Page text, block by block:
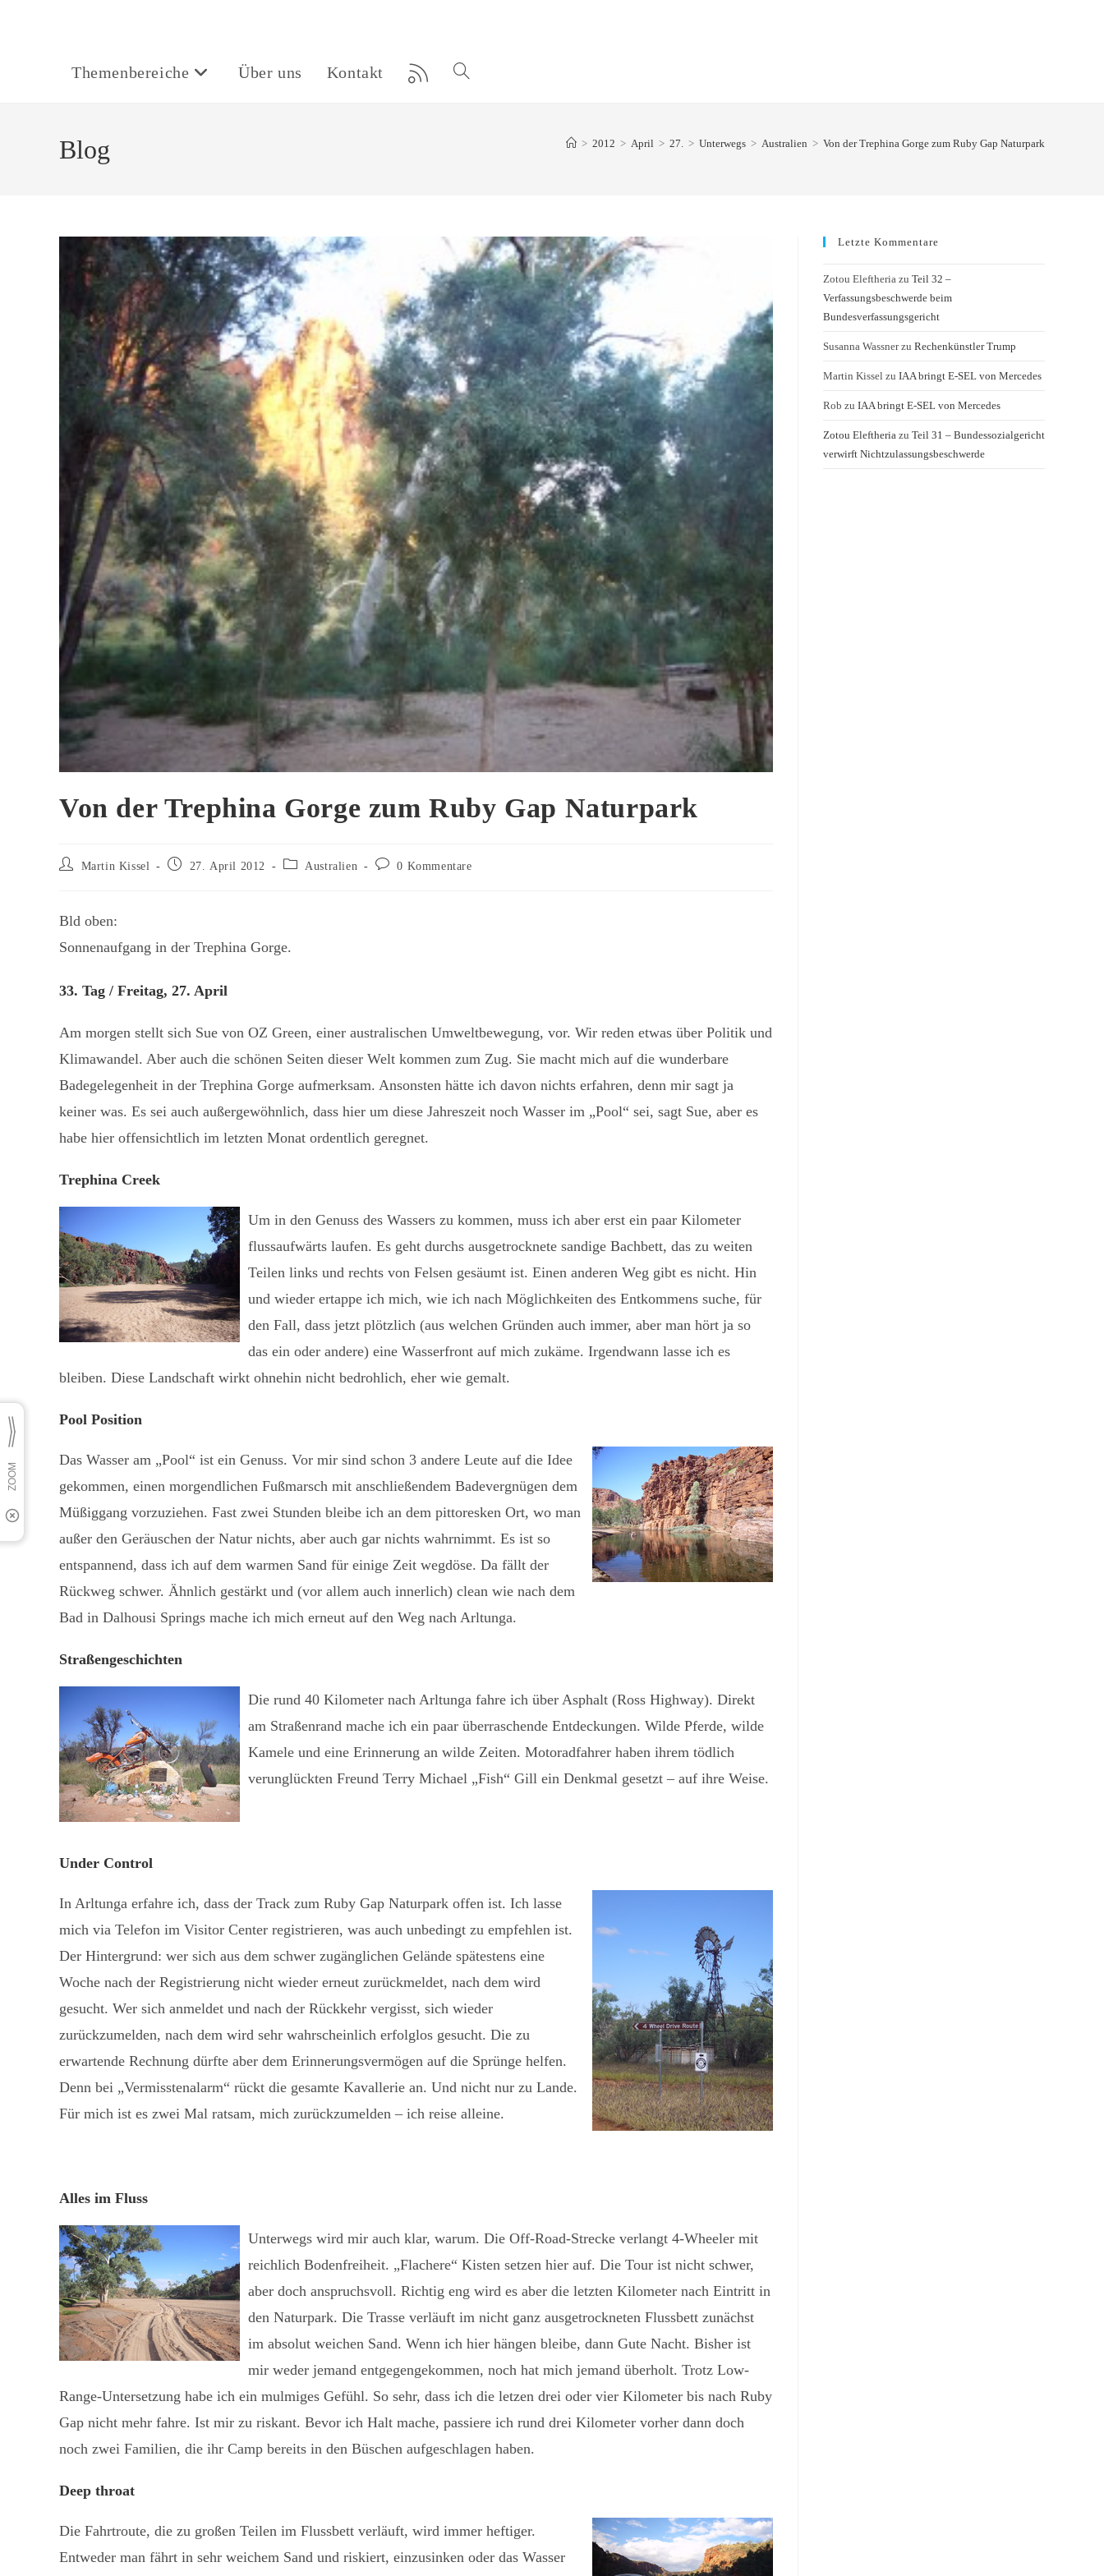
Themenbereiche Über uns Kontakt Website-
Blog > 2012 > April > 27. > Unterwegs > Australien > Von der Trephina Gorge zum Ruby Gap Naturpark
Von der Trephina Gorge zum Ruby Gap Naturpark
Beitrags-
Martin Kissel
Beitrag27. April 2012
Beitrags-Australien
Beitrags-0 Kommentare
Bld oben:
Sonnenaufgang in der Trephina Gorge.
33. Tag / Freitag, 27. April
Am morgen stellt sich Sue von OZ Green, einer australischen Umweltbewegung, vor. Wir reden etwas über Politik und
Klimawandel. Aber auch die schönen Seiten dieser Welt kommen zum Zug. Sie macht mich auf die wunderbare
Badegelegenheit in der Trephina Gorge aufmerksam. Ansonsten hätte ich davon nichts erfahren, denn mir sagt ja
keiner was. Es sei auch außergewöhnlich, dass hier um diese Jahreszeit noch Wasser im „Pool“ sei, sagt Sue, aber es
habe hier offensichtlich im letzten Monat ordentlich geregnet.
Trephina Creek
Um in den Genuss des Wassers zu kommen, muss ich aber erst ein paar Kilometer
flussaufwärts laufen. Es geht durchs ausgetrocknete sandige Bachbett, das zu weiten
Teilen links und rechts von Felsen gesäumt ist. Einen anderen Weg gibt es nicht. Hin
und wieder ertappe ich mich, wie ich nach Möglichkeiten des Entkommens suche, für
den Fall, dass jetzt plötzlich (aus welchen Gründen auch immer, aber man hört ja so
das ein oder andere) eine Wasserfront auf mich zukäme. Irgendwann lasse ich es
bleiben. Diese Landschaft wirkt ohnehin nicht bedrohlich, eher wie gemalt.
Pool Position
Das Wasser am „Pool“ ist ein Genuss. Vor mir sind schon 3 andere Leute auf die Idee
gekommen, einen morgendlichen Fußmarsch mit anschließendem Badevergnügen dem
Müßiggang vorzuziehen. Fast zwei Stunden bleibe ich an dem pittoresken Ort, wo man
außer den Geräuschen der Natur nichts, aber auch gar nichts wahrnimmt. Es ist so
entspannend, dass ich auf dem warmen Sand für einige Zeit wegdöse. Da fällt der
Rückweg schwer. Ähnlich gestärkt und (vor allem auch innerlich) clean wie nach dem
Bad in Dalhousi Springs mache ich mich erneut auf den Weg nach Arltunga.
Straßengeschichten
Die rund 40 Kilometer nach Arltunga fahre ich über Asphalt (Ross Highway). Direkt
am Straßenrand mache ich ein paar überraschende Entdeckungen. Wilde Pferde, wilde
Kamele und eine Erinnerung an wilde Zeiten. Motoradfahrer haben ihrem tödlich
verunglückten Freund Terry Michael „Fish“ Gill ein Denkmal gesetzt – auf ihre Weise.
Under Control
In Arltunga erfahre ich, dass der Track zum Ruby Gap Naturpark offen ist. Ich lasse
mich via Telefon im Visitor Center registrieren, was auch unbedingt zu empfehlen ist.
Der Hintergrund: wer sich aus dem schwer zugänglichen Gelände spätestens eine
Woche nach der Registrierung nicht wieder erneut zurückmeldet, nach dem wird
gesucht. Wer sich anmeldet und nach der Rückkehr vergisst, sich wieder
zurückzumelden, nach dem wird sehr wahrscheinlich erfolglos gesucht. Die zu
erwartende Rechnung dürfte aber dem Erinnerungsvermögen auf die Sprünge helfen.
Denn bei „Vermisstenalarm“ rückt die gesamte Kavallerie an. Und nicht nur zu Lande.
Für mich ist es zwei Mal ratsam, mich zurückzumelden – ich reise alleine.
Alles im Fluss
Unterwegs wird mir auch klar, warum. Die Off-Road-Strecke verlangt 4-Wheeler mit
reichlich Bodenfreiheit. „Flachere“ Kisten setzen hier auf. Die Tour ist nicht schwer,
aber doch anspruchsvoll. Richtig eng wird es aber die letzten Kilometer nach Eintritt in
den Naturpark. Die Trasse verläuft im nicht ganz ausgetrockneten Flussbett zunächst
im absolut weichen Sand. Wenn ich hier hängen bleibe, dann Gute Nacht. Bisher ist
mir weder jemand entgegengekommen, noch hat mich jemand überholt. Trotz Low-
Range-Untersetzung habe ich ein mulmiges Gefühl. So sehr, dass ich die letzen drei oder vier Kilometer bis nach Ruby
Gap nicht mehr fahre. Ist mir zu riskant. Bevor ich Halt mache, passiere ich rund drei Kilometer vorher dann doch
noch zwei Familien, die ihr Camp bereits in den Büschen aufgeschlagen haben.
Deep throat
Die Fahrtroute, die zu großen Teilen im Flussbett verläuft, wird immer heftiger.
Entweder man fährt in sehr weichem Sand und riskiert, einzusinken oder das Wasser
Letzte Kommentare
Zotou Eleftheria zu Teil 32 –
Verfassungsbeschwerde beim
Bundesverfassungsgericht
Susanna Wassnerzu Rechenkünstler Trump
Martin Kissel zu IAA bringt E-SEL von Mercedes
Rob zu IAA bringt E-SEL von Mercedes
Zotou Eleftheria zu Teil 31 – Bundessozialgericht
verwirft Nichtzulassungsbeschwerde